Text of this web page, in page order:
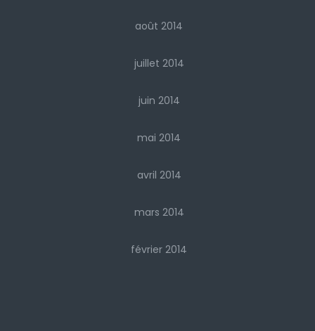
août 2014
juillet 2014
juin 2014
mai 2014
avril 2014
mars 2014
février 2014